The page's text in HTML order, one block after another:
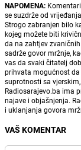
NAPOMENA:
se suzdrže od
Strogo zabranjen bilo
kojeg možete biti
da na zahtjev
sadrže govor mržnje,
vas da svaki čitatelj
prihvata mogućnost
suprotnosti sa
Radiosarajevo.ba ima
najave i objašnjenja.
i uklanjanja govora
VAŠ KOMENTAR